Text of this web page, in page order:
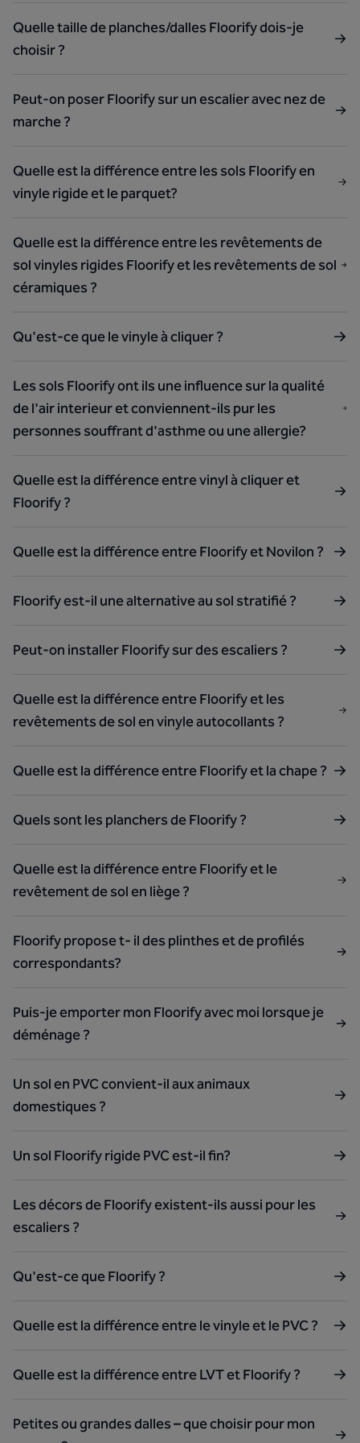
Quelle taille de planches/dalles Floorify dois-je
choisir ?
Peut-on poser Floorify sur un escalier avec nez de
marche ?
Quelle est la différence entre les sols Floorify en
vinyle rigide et le parquet?
Quelle est la différence entre les revêtements de
sol vinyles rigides Floorify et les revêtements de sol
céramiques ?
Qu'est-ce que le vinyle à cliquer ?
Les sols Floorify ont ils une influence sur la qualité
de l'air interieur et conviennent-ils pur les
personnes souffrant d'asthme ou une allergie?
Quelle est la différence entre vinyl à cliquer et
Floorify ?
Quelle est la différence entre Floorify et Novilon ?
Floorify est-il une alternative au sol stratifié ?
Peut-on installer Floorify sur des escaliers ?
Quelle est la différence entre Floorify et les
revêtements de sol en vinyle autocollants ?
Quelle est la différence entre Floorify et la chape ?
Quels sont les planchers de Floorify ?
Quelle est la différence entre Floorify et le
revêtement de sol en liège ?
Floorify propose t- il des plinthes et de profilés
correspondants?
Puis-je emporter mon Floorify avec moi lorsque je
déménage ?
Un sol en PVC convient-il aux animaux
domestiques ?
Un sol Floorify rigide PVC est-il fin?
Les décors de Floorify existent-ils aussi pour les
escaliers ?
Qu'est-ce que Floorify ?
Quelle est la différence entre le vinyle et le PVC ?
Quelle est la différence entre LVT et Floorify ?
Petites ou grandes dalles – que choisir pour mon